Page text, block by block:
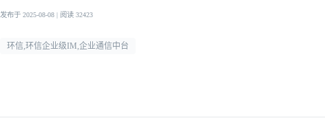
发布于 2025-08-08 | 阅读 32423
环信,环信企业级IM,企业通信中台